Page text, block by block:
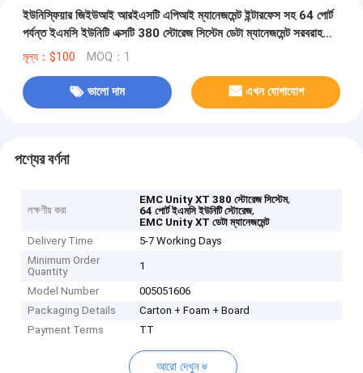
ইউনিস্ফিয়ার জিইউআই আরইএসটি এপিআই ম্যানেজমেন্ট ইন্টারফেস সহ 64 পোর্ট
পর্যন্ত ইএমসি ইউনিটি এক্সটি 380 স্টোরেজ সিস্টেম ডেটা ম্যানেজমেন্ট সরবরাহ
করে
মূল্য：$100 MOQ：1
ভালো দাম এখন যোগাযোগ
পণ্যের বর্ণনা
লক্ষণীয় করা
EMC Unity XT 380 স্টোরেজ সিস্টেম,
64 পোর্ট ইএমসি ইউনিটি স্টোরেজ,
EMC Unity XT ডেটা ম্যানেজমেন্ট
Delivery Time
5-7 Working Days
Minimum Order
Quantity
1
Model Number
005051606
Packaging Details
Carton + Foam + Board
Payment Terms
TT
আরো দেখুন